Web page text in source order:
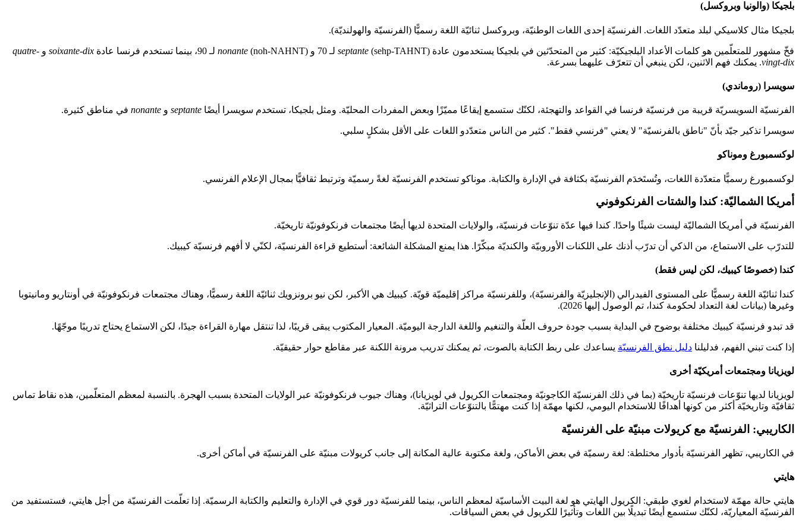
بلجيكا (والونيا وبروكسل)
بلجيكا مثال كلاسيكي لبلد متعدّد اللغات. الفرنسيّة إحدى اللغات الوطنيّة، وبروكسل ثنائيّة اللغة رسميًّا (الفرنسيّة والهولنديّة).
فخّ مشهور للمتعلّمين هو كلمات الأعداد البلجيكيّة: كثير من المتحدّثين في بلجيكا يستخدمون عادة septante (sehp-TAHNT) لـ 70 و nonante (noh-NAHNT) لـ 90، بينما تستخدم فرنسا عادة soixante-dix و quatre-
vingt-dix. يمكنك فهم الاثنين، لكن ينبغي أن تتعرّف عليهما بسرعة.
سويسرا (روماندي)
الفرنسيّة السويسريّة قريبة من فرنسيّة فرنسا في القواعد والتهجئة، لكنّك ستسمع إيقاعًا مميّزًا وبعض المفردات المحليّة. ومثل بلجيكا، تستخدم سويسرا أيضًا septante و nonante في مناطق كثيرة.
سويسرا تذكير جيّد بأنّ "ناطق بالفرنسيّة" لا يعني "فرنسي فقط". كثير من الناس متعدّدو اللغات على الأقل بشكلٍ سلبي.
لوكسمبورغ وموناكو
لوكسمبورغ رسميًّا متعدّدة اللغات، وتُستَخدَم الفرنسيّة بكثافة في الإدارة والكتابة. موناكو تستخدم الفرنسيّة لغةً رسميّة وترتبط ثقافيًّا بمجال الإعلام الفرنسي.
أمريكا الشماليّة: كندا والشتات الفرنكوفوني
الفرنسيّة في أمريكا الشماليّة ليست شيئًا واحدًا. كندا فيها عدّة تنوّعات فرنسيّة، والولايات المتحدة لديها أيضًا مجتمعات فرنكوفونيّة تاريخيّة.
للتدرّب على الاستماع، من الذكي أن تدرّب أذنك على اللكنات الأوروبيّة والكنديّة مبكّرًا. هذا يمنع المشكلة الشائعة: أستطيع قراءة الفرنسيّة، لكنّي لا أفهم فرنسيّة كيبيك.
كندا (خصوصًا كيبيك، لكن ليس فقط)
كندا ثنائيّة اللغة رسميًّا على المستوى الفيدرالي (الإنجليزيّة والفرنسيّة)، وللفرنسيّة مراكز إقليميّة قويّة. كيبيك هي الأكبر، لكن نيو برونزويك ثنائيّة اللغة رسميًّا، وهناك مجتمعات فرنكوفونيّة في أونتاريو ومانيتوبا
وغيرها (بيانات لغة التعداد لحكومة كندا، تم الوصول إليها 2026).
قد تبدو فرنسيّة كيبيك مختلفة بوضوح في البداية بسبب جودة حروف العلّة والتنغيم واللغة الدارجة اليوميّة. المعيار المكتوب يبقى قريبًا، لذا تنتقل مهارة القراءة جيدًا، لكن الاستماع يحتاج تدريبًا موجّهًا.
إذا كنت تبني الفهم، فدليلنا دليل نطق الفرنسيّة يساعدك على ربط الكتابة بالصوت، ثم يمكنك تدريب مرونة اللكنة عبر مقاطع حوار حقيقيّة.
لويزيانا ومجتمعات أمريكيّة أخرى
لويزيانا لديها تنوّعات فرنسيّة تاريخيّة (بما في ذلك الفرنسيّة الكاجونيّة ومجتمعات الكريول في لويزيانا)، وهناك جيوب فرنكوفونيّة عبر الولايات المتحدة بسبب الهجرة. بالنسبة لمعظم المتعلّمين، هذه نقاط تماس
ثقافيّة وتاريخيّة أكثر من كونها أهدافًا للاستخدام اليومي، لكنها مهمّة إذا كنت مهتمًّا بالتنوّعات التراثيّة.
الكاريبي: الفرنسيّة مع كريولات مبنيّة على الفرنسيّة
في الكاريبي، تظهر الفرنسيّة بأدوار مختلطة: لغة رسميّة في بعض الأماكن، ولغة مكتوبة عالية المكانة إلى جانب كريولات مبنيّة على الفرنسيّة في أماكن أخرى.
هايتي
هايتي حالة مهمّة لاستخدام لغوي طبقي: الكريول الهايتي هو لغة البيت الأساسيّة لمعظم الناس، بينما للفرنسيّة دور قوي في الإدارة والتعليم والكتابة الرسميّة. إذا تعلّمت الفرنسيّة من أجل هايتي، فستستفيد من
الفرنسيّة المعياريّة، لكنّك ستسمع أيضًا تبديلًا بين اللغات وتأثيرًا للكريول في بعض السياقات.